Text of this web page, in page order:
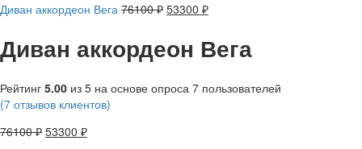
Диван аккордеон Вега 76100₽ 53300 ₽
Диван аккордеон Вега
Рейтинг 5.00 из 5 на основе опроса 7 пользователей
(7 отзывов клиентов)
76100₽ 53300 ₽